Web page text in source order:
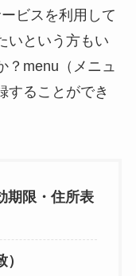
ビスを利用して
いという方もい
？menu（メニュ
することができ
期限・住所表